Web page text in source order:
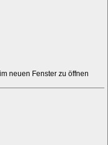
neuen Fenster zu öffnen